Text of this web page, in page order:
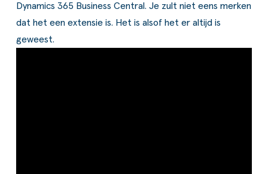
Dynamics 365 Business Central. Je zult niet eens merken
dat het een extensie is. Het is alsof het er altijd is
geweest.